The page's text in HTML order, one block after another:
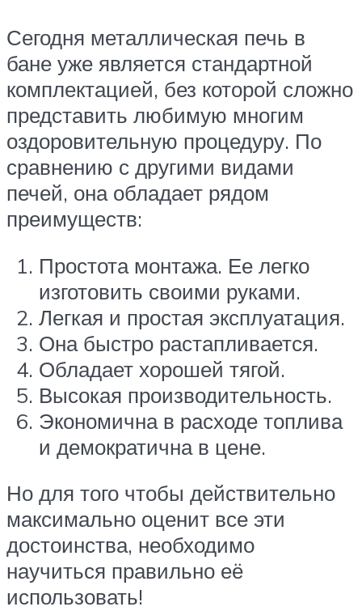
Сегодня металлическая печь в
бане уже является стандартной
комплектацией, без которой сложно
представить любимую многим
оздоровительную процедуру. По
сравнению с другими видами
печей, она обладает рядом
преимуществ:
Простота монтажа. Ее легко
изготовить своими руками.
Легкая и простая эксплуатация.
Она быстро растапливается.
Обладает хорошей тягой.
Высокая производительность.
Экономична в расходе топлива
и демократична в цене.
Но для того чтобы действительно
максимально оценит все эти
достоинства, необходимо
научиться правильно её
использовать!